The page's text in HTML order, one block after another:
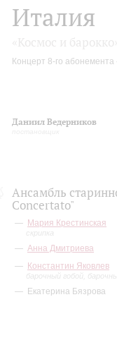
Италия
Концерт 8-го абонемента
Даниил Ведерников
Ансамбль
Concertato"
Мария Крестинская
скрипка
Анна Дмитриева
Константин Яковлев
барочный гобой,
Екатерина Бязрова